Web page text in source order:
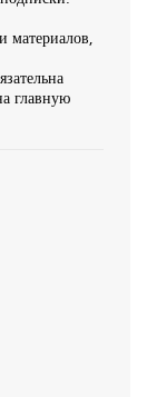
материалов,
главную